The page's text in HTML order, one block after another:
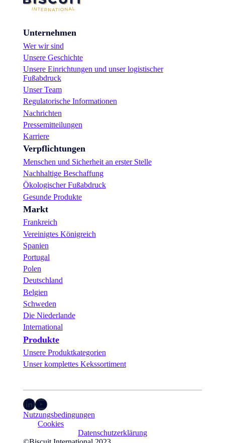
Unternehmen
Wer wir sind
Unsere Geschichte
Unsere Einrichtungen und unser logistischer
Fußabdruck
Unser Team
Regulatorische Informationen
Nachrichten
Pressemitteilungen
Karriere
Verpflichtungen
Menschen und Sicherheit an erster Stelle
Nachhaltige Beschaffung
Ökologischer Fußabdruck
Gesunde Produkte
Markt
Frankreich
Vereinigtes Königreich
Spanien
Portugal
Polen
Deutschland
Belgien
Schweden
Die Niederlande
International
Produkte
Unsere Produktkategorien
Unser komplettes Kekssortiment
LinkedIn YouTube
Nutzungsbedingungen
Cookies
Datenschutzerklärung